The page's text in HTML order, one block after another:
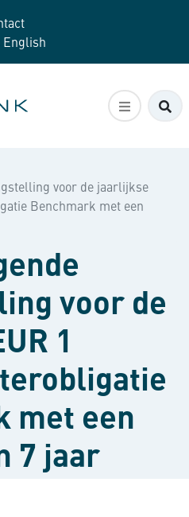
English
voor de jaarlijkse
Benchmark met een
voor de
1
met een
7 jaar